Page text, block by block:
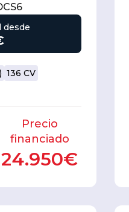
desde
136 CV
Precio
financiado
24.950€